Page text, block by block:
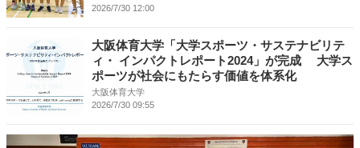
2026/7/30 12:00
大阪体育大学「大学スポーツ・サステナビリテ
ィ・ インパクトレポート2024」が完成 大学ス
ポーツが社会にもたらす価値を体系化
大阪体育大学
2026/7/30 09:55